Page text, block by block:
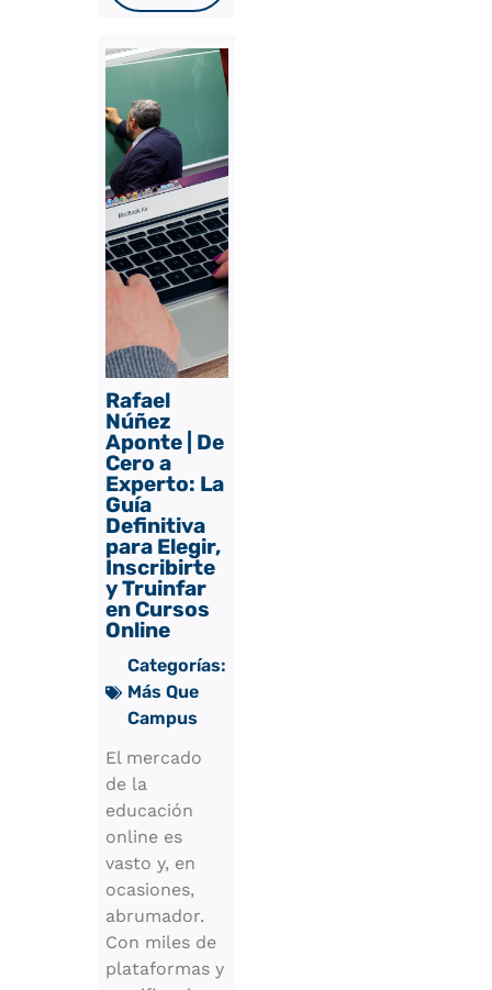
Rafael
Núñez
Aponte | De
Cero a
Experto: La
Guía
Definitiva
para Elegir,
Inscribirte
y Truinfar
en Cursos
Online
Categorías:
Más Que
Campus
El mercado
de la
educación
online es
vasto y, en
ocasiones,
abrumador.
Con miles de
plataformas y